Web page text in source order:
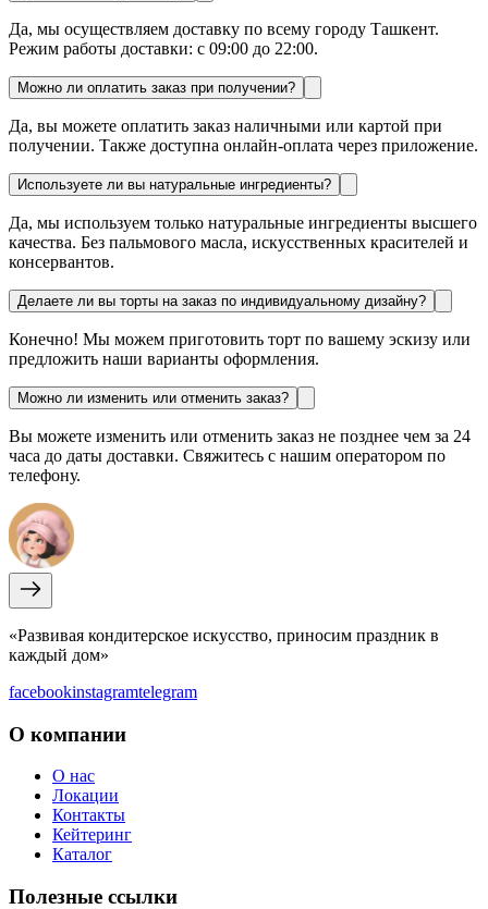
Да, мы осуществляем доставку по всему городу Ташкент.
Режим работы доставки: с 09:00 до 22:00.
Можно ли оплатить заказ при получении?
Да, вы можете оплатить заказ наличными или картой при
получении. Также доступна онлайн-оплата через приложение.
Используете ли вы натуральные ингредиенты?
Да, мы используем только натуральные ингредиенты высшего
качества. Без пальмового масла, искусственных красителей и
консервантов.
Делаете ли вы торты на заказ по индивидуальному дизайну?
Конечно! Мы можем приготовить торт по вашему эскизу или
предложить наши варианты оформления.
Можно ли изменить или отменить заказ?
Вы можете изменить или отменить заказ не позднее чем за 24
часа до даты доставки. Свяжитесь с нашим оператором по
телефону.
«Развивая кондитерское искусство, приносим праздник в
каждый дом»
facebookinstagramtelegram
О компании
О нас
Локации
Контакты
Кейтеринг
Каталог
Полезные ссылки